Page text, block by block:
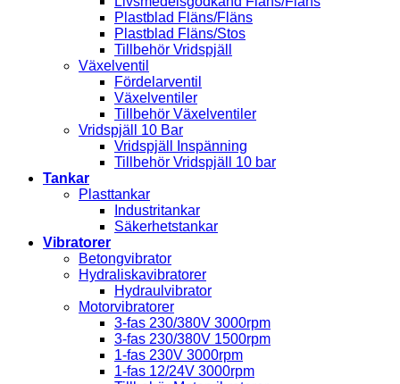
Plastblad Fläns/Fläns
Plastblad Fläns/Stos
Tillbehör Vridspjäll
Växelventil
Fördelarventil
Växelventiler
Tillbehör Växelventiler
Vridspjäll 10 Bar
Vridspjäll Inspänning
Tillbehör Vridspjäll 10 bar
Tankar
Plasttankar
Industritankar
Säkerhetstankar
Vibratorer
Betongvibrator
Hydraliskavibratorer
Hydraulvibrator
Motorvibratorer
3-fas 230/380V 3000rpm
3-fas 230/380V 1500rpm
1-fas 230V 3000rpm
1-fas 12/24V 3000rpm